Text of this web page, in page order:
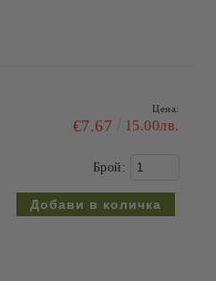
Цена:
€7.67 15.00лв.
Брой: